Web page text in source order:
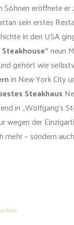
Söhnen eröffnete
sein erstes
in den USA
neun
gehört wie
in New York City
Steakhaus
in „Wolfgang’s
wegen der
mehr – sondern
Finck